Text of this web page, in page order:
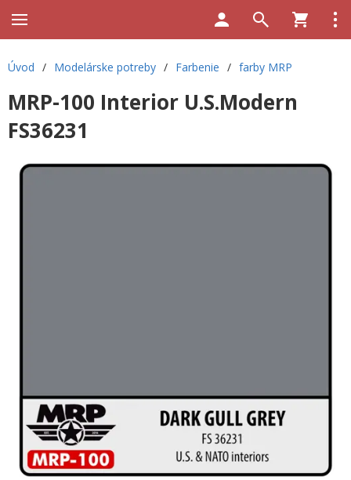
Úvod / Modelárske potreby / Farbenie / farby MRP
MRP-100 Interior U.S.Modern
FS36231